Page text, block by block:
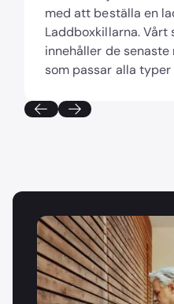
med att beställa en
Laddboxkillarna. Vårt
innehåller de senaste
som passar alla typer